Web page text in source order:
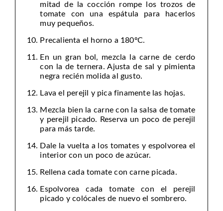
mitad de la cocción rompe los trozos de
tomate con una espátula para hacerlos
muy pequeños.
Precalienta el horno a 180ºC.
En un gran bol, mezcla la carne de cerdo
con la de ternera. Ajusta de sal y pimienta
negra recién molida al gusto.
Lava el perejil y pica finamente las hojas.
Mezcla bien la carne con la salsa de tomate
y perejil picado. Reserva un poco de perejil
para más tarde.
Dale la vuelta a los tomates y espolvorea el
interior con un poco de azúcar.
Rellena cada tomate con carne picada.
Espolvorea cada tomate con el perejil
picado y colócales de nuevo el sombrero.